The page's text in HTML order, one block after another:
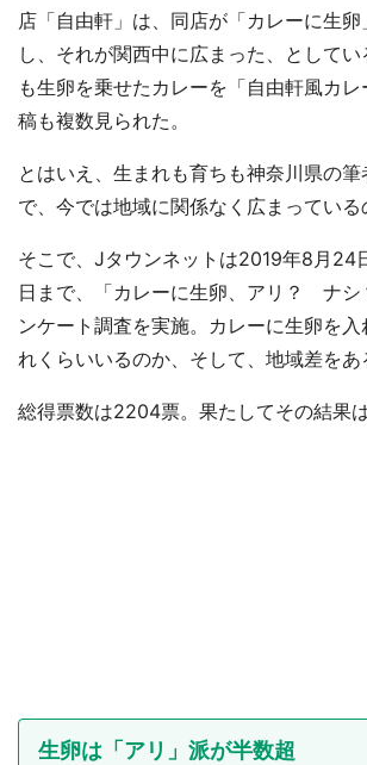
店「自由軒」は、同店が「カレーに生
し、それが関西中に広まった、として
も生卵を乗せたカレーを「自由軒風カ
稿も複数見られた。
とはいえ、生まれも育ちも神奈川県の
で、今では地域に関係なく広まっている
そこで、Jタウンネットは2019年8月24
日まで、「カレーに生卵、アリ？ ナシ
ンケート調査を実施。カレーに生卵を
れくらいいるのか、そして、地域差をあ
総得票数は2204票。果たしてその結果
生卵は「アリ」派が半数超